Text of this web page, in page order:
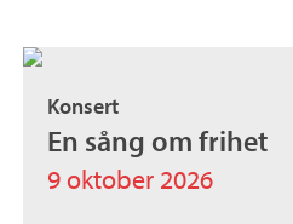
Konsert
En sång om frihet
9 oktober 2026